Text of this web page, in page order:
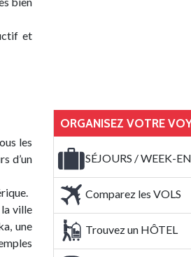
et
les
d’un
ville
une
ORGANISEZ VOTRE
SÉJOURS / WEEK-
Comparez les VOLS
Trouvez un HÔTEL